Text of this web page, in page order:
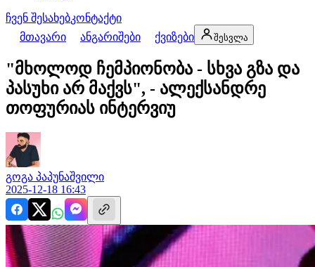
ჩვენ შესახებკონტაქტი
მთავარი
ანგარიშები ქვიზები შესვლა
"მხოლოდ ჩემპიონობა - სხვა გზა და
პასუხი არ მაქვს", - ალექსანდრე
თოფურიას ინტერვიუ
გოგა პაპუნაშვილი
2025-12-18 16:43